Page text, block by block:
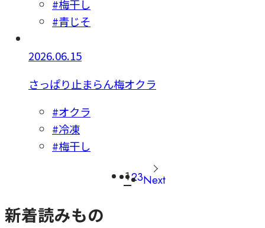
#梅干し
#青じそ
2026.06.15
さっぱり止まらん梅オクラ
#オクラ
#冷凍
#梅干し
123Next
新着読みもの